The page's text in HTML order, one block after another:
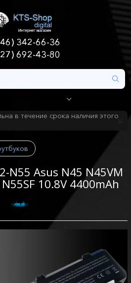
342-66-36
692-43-80
в течение срока наличия этого
N55 Asus N45 N45VM
10.8V 4400mAh